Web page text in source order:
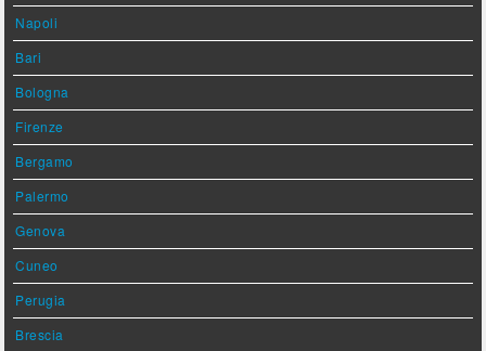
Napoli
Bari
Bologna
Firenze
Bergamo
Palermo
Genova
Cuneo
Perugia
Brescia